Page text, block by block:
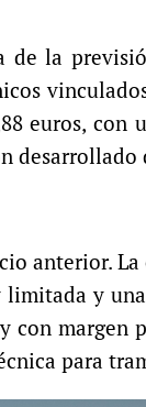
la
euros,
desarrollado
anterior.
y
con
para